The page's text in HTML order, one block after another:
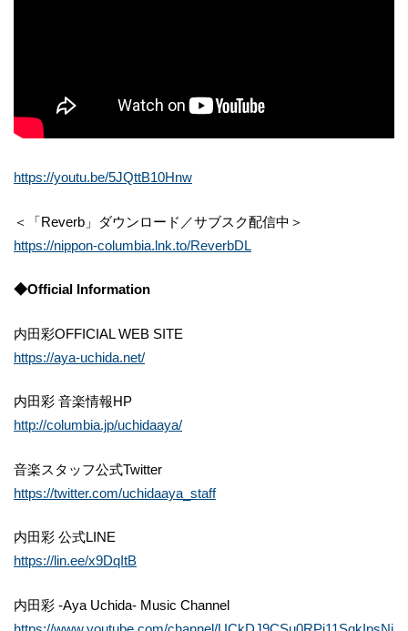
https://youtu.be/5JQttB10Hnw
＜「Reverb」ダウンロード／サブスク配信中＞
https://nippon-columbia.lnk.to/ReverbDL
◆Official Information
内田彩OFFICIAL WEB SITE
https://aya-uchida.net/
内田彩 音楽情報HP
http://columbia.jp/uchidaaya/
音楽スタッフ公式Twitter
https://twitter.com/uchidaaya_staff
内田彩 公式LINE
https://lin.ee/x9DqItB
内田彩 -Aya Uchida- Music Channel